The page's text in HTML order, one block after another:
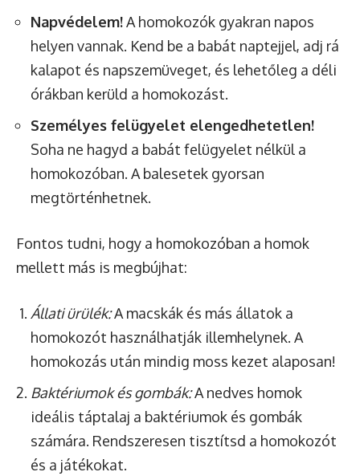
Napvédelem!A homokozók gyakran napos
helyen vannak. Kend be a babát naptejjel, adj rá
kalapot és napszemüveget, és lehetőleg a déli
órákban kerüld a homokozást.
Személyes felügyelet elengedhetetlen!
Soha ne hagyd a babát felügyelet nélkül a
homokozóban. A balesetek gyorsan
megtörténhetnek.
Fontos tudni, hogy a homokozóban a homok
mellett más is megbújhat:
Állati ürülék:A macskák és más állatok a
homokozót használhatják illemhelynek. A
homokozás után mindig moss kezet alaposan!
Baktériumok és gombák:A nedves homok
ideális táptalaj a baktériumok és gombák
számára. Rendszeresen tisztítsd a homokozót
és a játékokat.